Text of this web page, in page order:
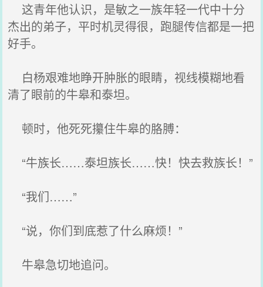
这青年他认识，是敏之一族年轻一代中十分
杰出的弟子，平时机灵得很，跑腿传信都是一把
好手。
白杨艰难地睁开肿胀的眼睛，视线模糊地看
清了眼前的牛皋和泰坦。
顿时，他死死攥住牛皋的胳膊：
“牛族长……泰坦族长……快！快去救族长！”
“我们……”
“说，你们到底惹了什么麻烦！”
牛皋急切地追问。